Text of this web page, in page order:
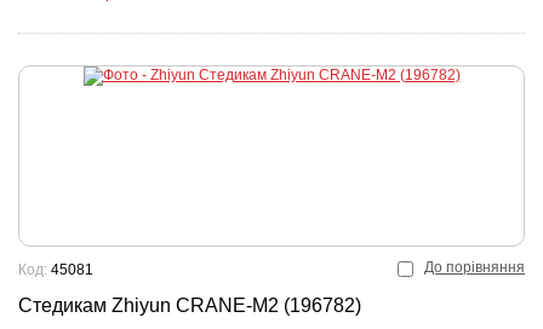
До порівняння
Стедикам Zhiyun CRANE-M2 (196782)
Код: 45081